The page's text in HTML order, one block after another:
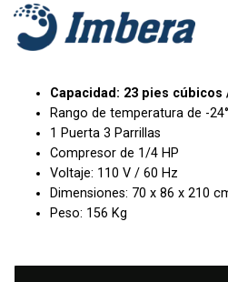
Capacidad: 23 pies cúbicos
Rango de temperatura de -
1 Puerta 3 Parrillas
Compresor de 1/4 HP
Voltaje: 110 V / 60 Hz
Dimensiones: 70 x 86 x 210
Peso: 156 Kg